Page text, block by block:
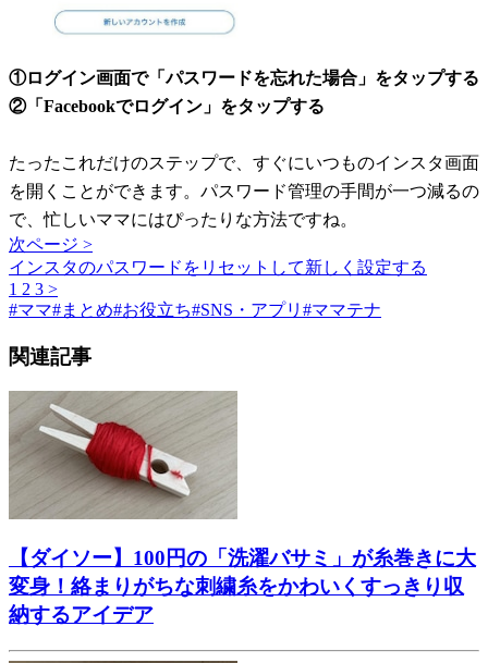
①ログイン画面で「パスワードを忘れた場合」をタップする
②「Facebookでログイン」をタップする
たったこれだけのステップで、すぐにいつものインスタ画面
を開くことができます。パスワード管理の手間が一つ減るの
で、忙しいママにはぴったりな方法ですね。
次ページ >
インスタのパスワードをリセットして新しく設定する
1 2 3 >
#ママ#まとめ#お役立ち#SNS・アプリ #ママテナ
関連記事
【ダイソー】100円の「洗濯バサミ」が糸巻きに大
変身！絡まりがちな刺繍糸をかわいくすっきり収
納するアイデア